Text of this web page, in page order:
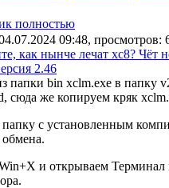
полностью
09:48, просмотров:
как нынче лечат хс8? Чёт
2.46
папки bin xclm.exe в папку
сюда же копируем кряк
с установленным
и открываем Терминал